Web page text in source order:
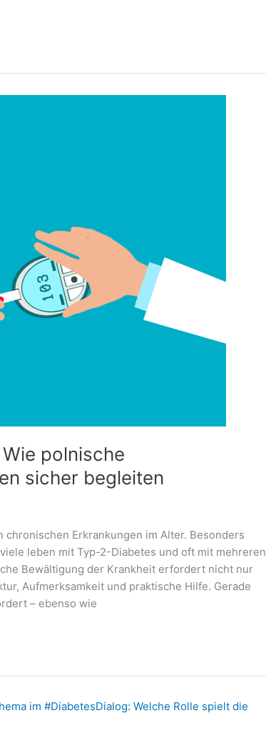
polnische
sicher begleiten
Erkrankungen im Alter. Besonders
leben mit Typ-2-Diabetes und oft mit mehreren
Bewältigung der Krankheit erfordert nicht nur
Aufmerksamkeit und praktische Hilfe. Gerade
– ebenso wie